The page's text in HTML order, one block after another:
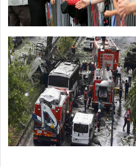
哈里与梅根亮相都柏林街头接受民众欢迎